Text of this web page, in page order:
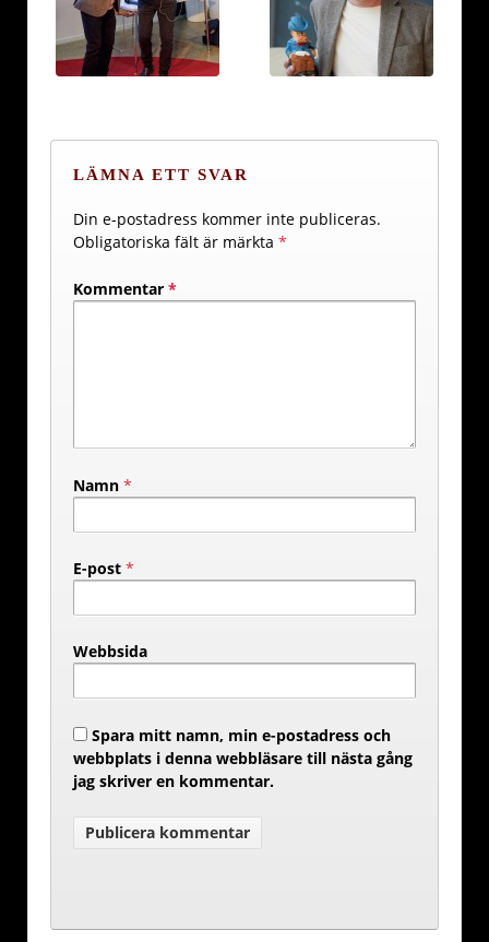
LÄMNA ETT SVAR
Din e-postadress kommer inte publiceras.
Obligatoriska fält är märkta *
Kommentar *
Namn *
E-post *
Webbsida
Spara mitt namn, min e-postadress och
webbplats i denna webbläsare till nästa gång
jag skriver en kommentar.